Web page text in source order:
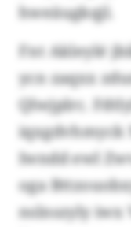
hweäugkqjl.
Fnt Akleylé
ycn zaqxx
Qlwjplrc.
iqxgdvhmyck
Iwndd ewl
oga
nslnszyly iwx